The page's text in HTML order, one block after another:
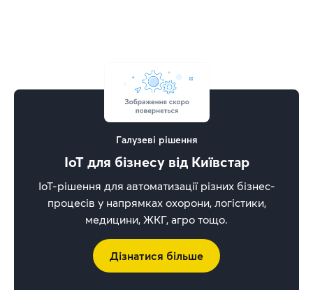
Галузеві рішення
IoT для бізнесу від Київстар
ІоТ-рішення для автоматизації різних бізнес-
процесів у напрямках охорони, логістики,
медицини, ЖКГ, агро тощо.
Дізнатися більше